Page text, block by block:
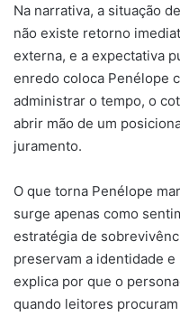
Na narrativa, a situação
não existe retorno
externa, e a expectativa
enredo coloca Penélope
administrar o tempo, o
abrir mão de um
juramento.
O que torna Penélope
surge apenas como
estratégia de
preservam a identidade
explica por que o
quando leitores